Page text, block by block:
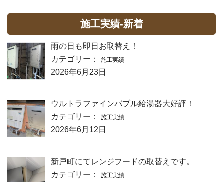
施工実績-新着
雨の日も即日お取替え！
カテゴリー：
施工実績
2026年6月23日
ウルトラファインバブル給湯器大好評！
カテゴリー：
施工実績
2026年6月12日
新戸町にてレンジフードの取替えです。
カテゴリー：
施工実績